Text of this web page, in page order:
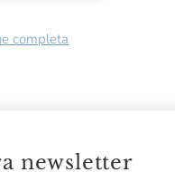
completa
newsletter